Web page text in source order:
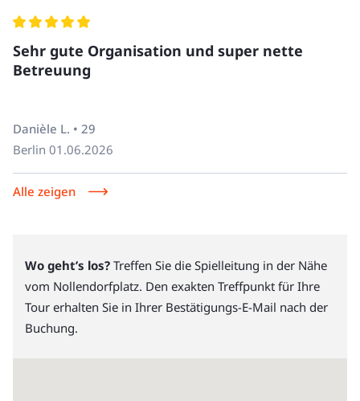
Sehr gute Organisation und super nette
Betreuung
Danièle L. • 29
Berlin 01.06.2026
Alle zeigen
Wo geht’s los? Treffen Sie die Spielleitung in der Nähe
vom Nollendorfplatz. Den exakten Treffpunkt für Ihre
Tour erhalten Sie in Ihrer Bestätigungs-E-Mail nach der
Buchung.